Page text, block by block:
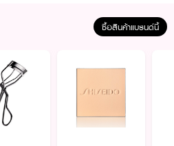
ลยีที่ช่วยให้สีติดแนบสนิทและยืดหยุ่นตามการ
มเม็ดสีตั้งแต่ปาดแรก
า ดูสุขภาพดี
ซื้อสินค้าแบรนด์นี้